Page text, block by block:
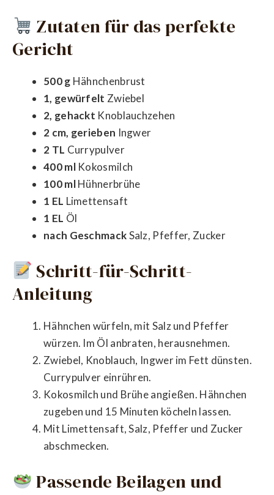
Zutaten für das perfekte
Gericht
500 g Hähnchenbrust
1, gewürfelt Zwiebel
2, gehackt Knoblauchzehen
2 cm, gerieben Ingwer
2 TL Currypulver
400 mlKokosmilch
100 mlHühnerbrühe
1 EL Limettensaft
1 EL Öl
nach GeschmackSalz, Pfeffer, Zucker
Schritt-für-Schritt-
Anleitung
Hähnchen würfeln, mit Salz und Pfeffer
würzen. Im Öl anbraten, herausnehmen.
Zwiebel, Knoblauch, Ingwer im Fett dünsten.
Currypulver einrühren.
Kokosmilch und Brühe angießen. Hähnchen
zugeben und 15 Minuten köcheln lassen.
Mit Limettensaft, Salz, Pfeffer und Zucker
abschmecken.
Passende Beilagen und